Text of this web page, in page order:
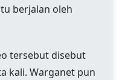
berjalan oleh
tersebut disebut
kali. Warganet pun